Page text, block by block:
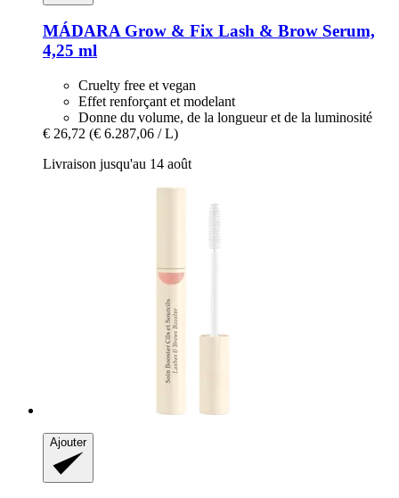
MÁDARAGrow & Fix Lash & Brow Serum,
4,25 ml
Cruelty free et vegan
Effet renforçant et modelant
Donne du volume, de la longueur et de la luminosité
€ 26,72 (€ 6.287,06 / L)
Livraison jusqu'au 14 août
Ajouter